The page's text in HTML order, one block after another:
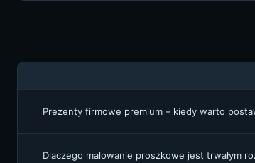
Prezenty firmowe premium – kiedy warto
Dlaczego malowanie proszkowe jest trwałym